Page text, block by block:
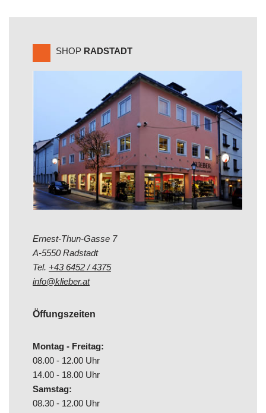
SHOP RADSTADT
Ernest-Thun-Gasse 7
A-5550 Radstadt
Tel. +43 6452 / 4375
info@klieber.at
Öffungszeiten
Montag - Freitag:
08.00 - 12.00 Uhr
14.00 - 18.00 Uhr
Samstag:
08.30 - 12.00 Uhr